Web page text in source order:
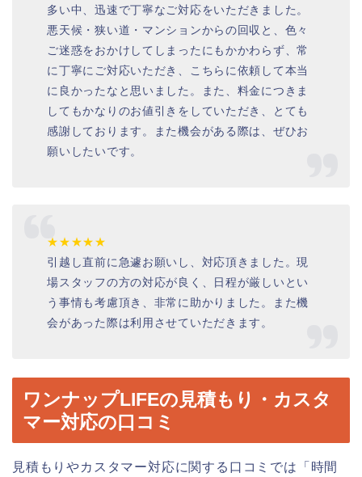
多い中、迅速で丁寧なご対応をいただきました。
悪天候・狭い道・マンションからの回収と、色々
ご迷惑をおかけしてしまったにもかかわらず、常
に丁寧にご対応いただき、こちらに依頼して本当
に良かったなと思いました。また、料金につきま
してもかなりのお値引きをしていただき、とても
感謝しております。また機会がある際は、ぜひお
願いしたいです。
★★★★★
引越し直前に急遽お願いし、対応頂きました。現
場スタッフの方の対応が良く、日程が厳しいとい
う事情も考慮頂き、非常に助かりました。また機
会があった際は利用させていただきます。
ワンナップLIFEの見積もり・カスタ
マー対応の口コミ
見積もりやカスタマー対応に関する口コミでは「時間